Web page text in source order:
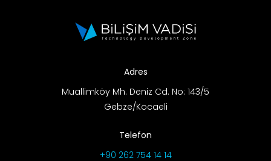
Adres
Muallimköy Mh. Deniz Cd. No: 143/5
Gebze/Kocaeli
Telefon
+90 262 754 14 14